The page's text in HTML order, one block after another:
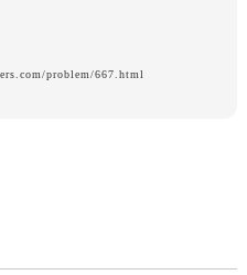
problem/667.html